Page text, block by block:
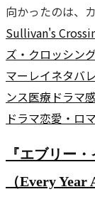
向かったのは、
Sullivan's
ズ・クロッシン
マーレイネタバレ
ンス医療ドラマ
ドラマ恋愛・ロ
『エブリー
（Every